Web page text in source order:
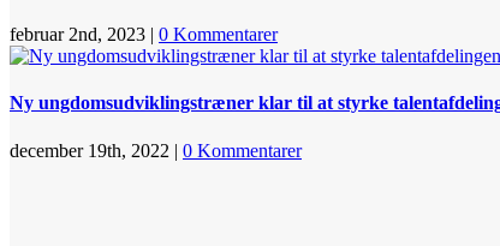
februar 2nd, 2023 | 0 Kommentarer
Ny ungdomsudviklingstræner klar til at styrke
december 19th, 2022 | 0 Kommentarer